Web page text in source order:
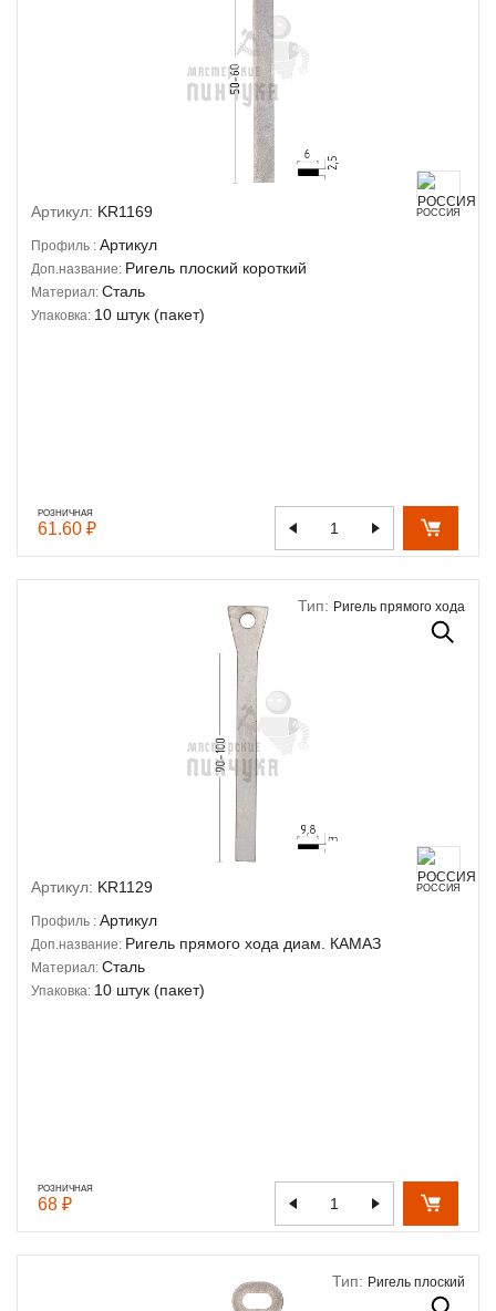
Артикул: KR1169 РОССИЯ
Профиль : Артикул
Доп.название: Ригель плоский короткий
Материал: Сталь
Упаковка: 10 штук (пакет)
РОЗНИЧНАЯ
61.60 ₽
Тип: Ригель прямого хода
Артикул: KR1129 РОССИЯ
Профиль : Артикул
Доп.название: Ригель прямого хода диам. КАМАЗ
Материал: Сталь
Упаковка: 10 штук (пакет)
РОЗНИЧНАЯ
68 ₽
Тип: Ригель плоский